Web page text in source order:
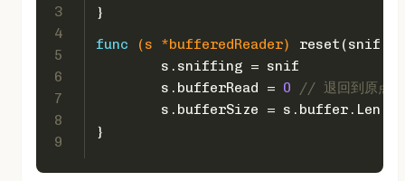
3
4
5
6
7
8
9
}
func
(s *bufferedReader) reset(snif
	s.sniffing = snif
	s.bufferRead =
0
// 退回到原点，
	s.bufferSize = s.buffer.Len()
}